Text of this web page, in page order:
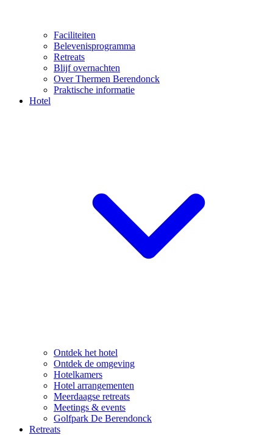
Faciliteiten
Belevenisprogramma
Retreats
Blijf overnachten
Over Thermen Berendonck
Praktische informatie
Hotel
Ontdek het hotel
Ontdek de omgeving
Hotelkamers
Hotel arrangementen
Meerdaagse retreats
Meetings & events
Golfpark De Berendonck
Retreats